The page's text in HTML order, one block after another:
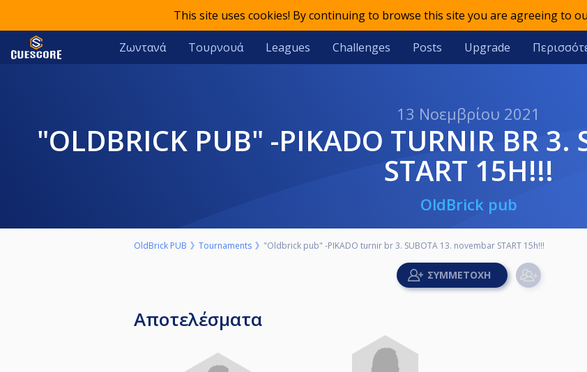
This site uses cookies! By continuing to browse this site you are agreeing to
Ζωντανά Τουρνουά Leagues Challenges Posts Upgrade
13 Νοεμβρίου 2021
"OLDBRICK PUB" -PIKADO TURNIR BR 3. SUBOTA 13. NOVEMBAR
START 15H!!!
OldBrick pub
OldBrick PUB Tournaments "Oldbrick pub" -PIKADO turnir br 3. SUBOTA 13. novembar START 15h!!!
Αποτελέσματα